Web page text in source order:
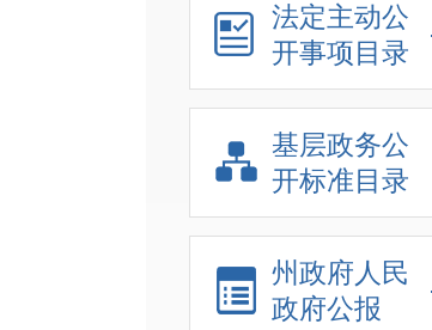
法定主动公
开事项目录
基层政务公
开标准目录
州政府人民
政府公报